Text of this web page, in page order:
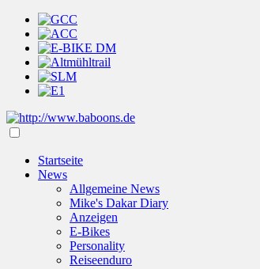
Startseite
News
Allgemeine News
Mike's Dakar Diary
Anzeigen
E-Bikes
Personality
Reiseenduro